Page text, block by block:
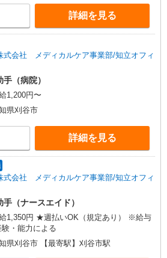
詳細を見る
式会社 メディカルケア事業部/知立オフィ
（病院）
1,200円〜
県刈谷市
詳細を見る
式会社 メディカルケア事業部/知立オフィ
手（ナースエイド）
1,350円 ★週払いOK（規定あり） ※給与
・能力による
県刈谷市 【最寄駅】刈谷市駅